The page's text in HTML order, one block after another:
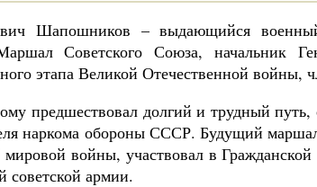
Шапошников – выдающийся
Советского Союза, начальник
этапа Великой Отечественной войны,
предшествовал долгий и трудный
наркома обороны СССР. Будущий
войны, участвовал в
советской армии.